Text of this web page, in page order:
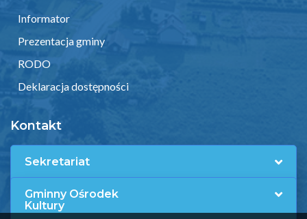
Informator
Prezentacja gminy
RODO
Deklaracja dostępności
Kontakt
Sekretariat
Gminny Ośrodek
Kultury